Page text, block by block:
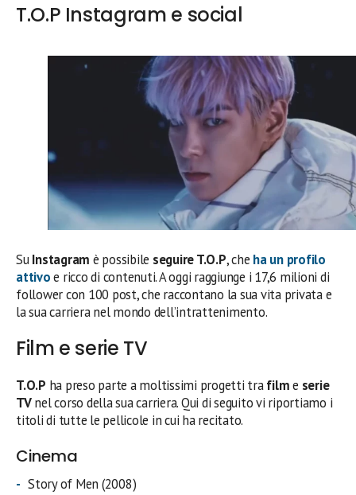
T.O.P Instagram e social
SuInstagram è possibile seguire T.O.P, che ha un profilo
attivoe ricco di contenuti. A oggi raggiunge i 17,6 milioni di
follower con 100 post, che raccontano la sua vita privata e
la sua carriera nel mondo dell’intrattenimento.
Film e serie TV
T.O.P ha preso parte a moltissimi progetti trafilme serie
TVnel corso della sua carriera. Qui di seguito vi riportiamo i
titoli di tutte le pellicole in cui ha recitato.
Cinema
Story of Men (2008)